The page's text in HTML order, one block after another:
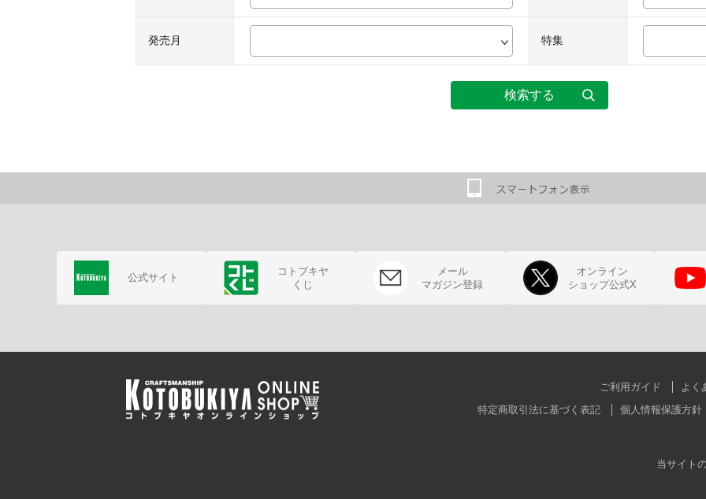
発売月 特集
公式サイト
コトブキヤ
くじ
メール
マガジン登録
オンライン
ショップ公式X
ご利用ガイド よく
特定商取引法に基づく表記
個人情報保護方針
当サイト